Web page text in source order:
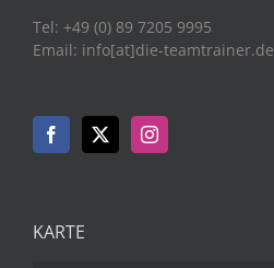
Tel: +49 (0) 89 7205 9995
Email: info[at]die-teamtrainer.de
KARTE